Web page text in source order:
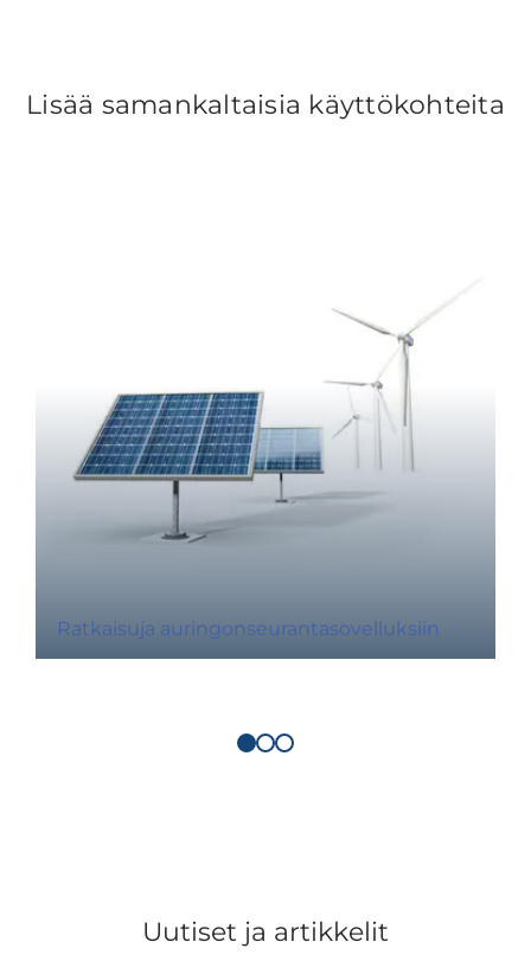
Lisää samankaltaisia käyttökohteita
Ratkaisuja auringonseurantasovelluksiin
Uutiset ja artikkelit